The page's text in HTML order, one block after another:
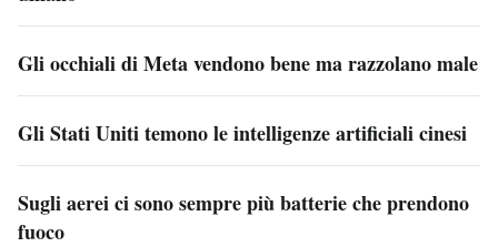
Gli occhiali di Meta vendono bene ma razzolano male
Gli Stati Uniti temono le intelligenze artificiali cinesi
Sugli aerei ci sono sempre più batterie che prendono
fuoco